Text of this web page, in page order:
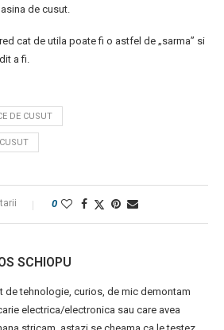
de cusut.
cat de utila poate fi o astfel de „sarma” si
a fi.
DE CUSUT
0
SCHIOPU
de tehnologie, curios, de mic demontam
electrica/electronica sau care avea